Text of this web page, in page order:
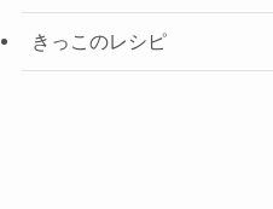
きっこのレシピ